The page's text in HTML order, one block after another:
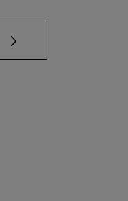
TAB para desplazarse.